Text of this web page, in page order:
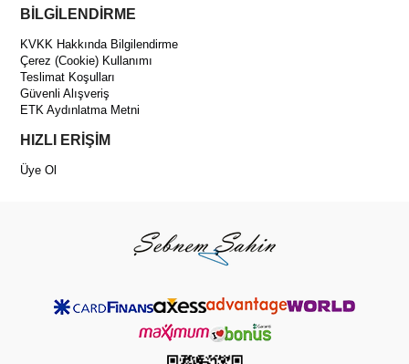
BİLGİLENDİRME
KVKK Hakkında Bilgilendirme
Çerez (Cookie) Kullanımı
Teslimat Koşulları
Güvenli Alışveriş
ETK Aydınlatma Metni
HIZLI ERİŞİM
Üye Ol